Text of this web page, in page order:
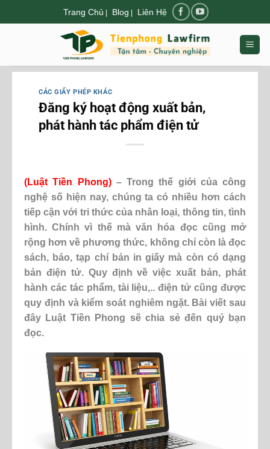
đến
Trang Chủ | Blog | Liên Hệ
CÁC GIẤY PHÉP KHÁC
Đăng ký hoạt động xuất bản,
phát hành tác phẩm điện tử
(Luật Tiền Phong)– Trong thế giới của công
nghệ số hiện nay, chúng ta có nhiều hơn cách
tiếp cận với tri thức của nhân loại, thông tin, tình
hình. Chính vì thế mà văn hóa đọc cũng mở
rộng hơn về phương thức, không chỉ còn là đọc
sách, báo, tạp chí bản in giấy mà còn có dạng
bản điện tử. Quy định về việc xuất bản, phát
hành các tác phẩm, tài liệu,.. điện tử cũng được
quy định và kiểm soát nghiêm ngặt. Bài viết sau
đây Luật Tiền Phong sẽ chia sẻ đến quý bạn
đọc.